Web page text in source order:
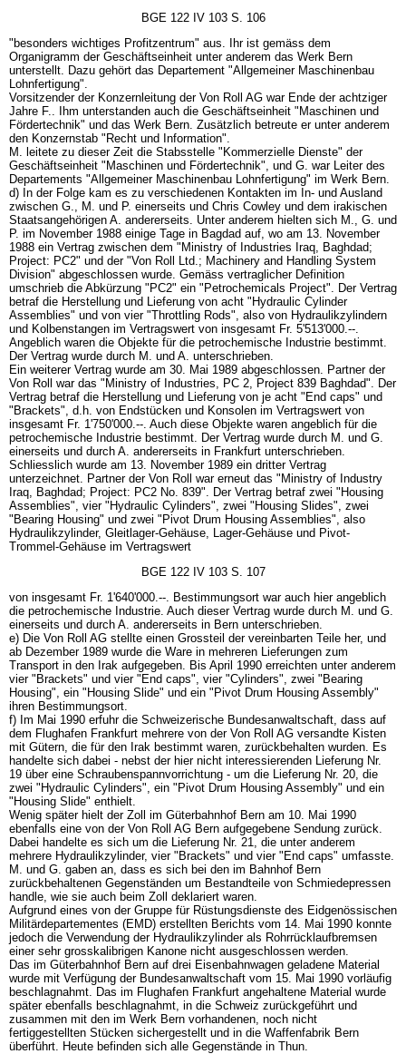
BGE 122 IV 103 S. 106
"besonders wichtiges Profitzentrum" aus. Ihr ist gemäss dem
Organigramm der Geschäftseinheit unter anderem das Werk Bern
unterstellt. Dazu gehört das Departement "Allgemeiner Maschinenbau
Lohnfertigung".
Vorsitzender der Konzernleitung der Von Roll AG war Ende der achtziger
Jahre F.. Ihm unterstanden auch die Geschäftseinheit "Maschinen und
Fördertechnik" und das Werk Bern. Zusätzlich betreute er unter anderem
den Konzernstab "Recht und Information".
M. leitete zu dieser Zeit die Stabsstelle "Kommerzielle Dienste" der
Geschäftseinheit "Maschinen und Fördertechnik", und G. war Leiter des
Departements "Allgemeiner Maschinenbau Lohnfertigung" im Werk Bern.
d) In der Folge kam es zu verschiedenen Kontakten im In- und Ausland
zwischen G., M. und P. einerseits und Chris Cowley und dem irakischen
Staatsangehörigen A. andererseits. Unter anderem hielten sich M., G. und
P. im November 1988 einige Tage in Bagdad auf, wo am 13. November
1988 ein Vertrag zwischen dem "Ministry of Industries Iraq, Baghdad;
Project: PC2" und der "Von Roll Ltd.; Machinery and Handling System
Division" abgeschlossen wurde. Gemäss vertraglicher Definition
umschrieb die Abkürzung "PC2" ein "Petrochemicals Project". Der Vertrag
betraf die Herstellung und Lieferung von acht "Hydraulic Cylinder
Assemblies" und von vier "Throttling Rods", also von Hydraulikzylindern
und Kolbenstangen im Vertragswert von insgesamt Fr. 5'513'000.--.
Angeblich waren die Objekte für die petrochemische Industrie bestimmt.
Der Vertrag wurde durch M. und A. unterschrieben.
Ein weiterer Vertrag wurde am 30. Mai 1989 abgeschlossen. Partner der
Von Roll war das "Ministry of Industries, PC 2, Project 839 Baghdad". Der
Vertrag betraf die Herstellung und Lieferung von je acht "End caps" und
"Brackets", d.h. von Endstücken und Konsolen im Vertragswert von
insgesamt Fr. 1'750'000.--. Auch diese Objekte waren angeblich für die
petrochemische Industrie bestimmt. Der Vertrag wurde durch M. und G.
einerseits und durch A. andererseits in Frankfurt unterschrieben.
Schliesslich wurde am 13. November 1989 ein dritter Vertrag
unterzeichnet. Partner der Von Roll war erneut das "Ministry of Industry
Iraq, Baghdad; Project: PC2 No. 839". Der Vertrag betraf zwei "Housing
Assemblies", vier "Hydraulic Cylinders", zwei "Housing Slides", zwei
"Bearing Housing" und zwei "Pivot Drum Housing Assemblies", also
Hydraulikzylinder, Gleitlager-Gehäuse, Lager-Gehäuse und Pivot-
Trommel-Gehäuse im Vertragswert
BGE 122 IV 103 S. 107
von insgesamt Fr. 1'640'000.--. Bestimmungsort war auch hier angeblich
die petrochemische Industrie. Auch dieser Vertrag wurde durch M. und G.
einerseits und durch A. andererseits in Bern unterschrieben.
e) Die Von Roll AG stellte einen Grossteil der vereinbarten Teile her, und
ab Dezember 1989 wurde die Ware in mehreren Lieferungen zum
Transport in den Irak aufgegeben. Bis April 1990 erreichten unter anderem
vier "Brackets" und vier "End caps", vier "Cylinders", zwei "Bearing
Housing", ein "Housing Slide" und ein "Pivot Drum Housing Assembly"
ihren Bestimmungsort.
f) Im Mai 1990 erfuhr die Schweizerische Bundesanwaltschaft, dass auf
dem Flughafen Frankfurt mehrere von der Von Roll AG versandte Kisten
mit Gütern, die für den Irak bestimmt waren, zurückbehalten wurden. Es
handelte sich dabei - nebst der hier nicht interessierenden Lieferung Nr.
19 über eine Schraubenspannvorrichtung - um die Lieferung Nr. 20, die
zwei "Hydraulic Cylinders", ein "Pivot Drum Housing Assembly" und ein
"Housing Slide" enthielt.
Wenig später hielt der Zoll im Güterbahnhof Bern am 10. Mai 1990
ebenfalls eine von der Von Roll AG Bern aufgegebene Sendung zurück.
Dabei handelte es sich um die Lieferung Nr. 21, die unter anderem
mehrere Hydraulikzylinder, vier "Brackets" und vier "End caps" umfasste.
M. und G. gaben an, dass es sich bei den im Bahnhof Bern
zurückbehaltenen Gegenständen um Bestandteile von Schmiedepressen
handle, wie sie auch beim Zoll deklariert waren.
Aufgrund eines von der Gruppe für Rüstungsdienste des Eidgenössischen
Militärdepartementes (EMD) erstellten Berichts vom 14. Mai 1990 konnte
jedoch die Verwendung der Hydraulikzylinder als Rohrrücklaufbremsen
einer sehr grosskalibrigen Kanone nicht ausgeschlossen werden.
Das im Güterbahnhof Bern auf drei Eisenbahnwagen geladene Material
wurde mit Verfügung der Bundesanwaltschaft vom 15. Mai 1990 vorläufig
beschlagnahmt. Das im Flughafen Frankfurt angehaltene Material wurde
später ebenfalls beschlagnahmt, in die Schweiz zurückgeführt und
zusammen mit den im Werk Bern vorhandenen, noch nicht
fertiggestellten Stücken sichergestellt und in die Waffenfabrik Bern
überführt. Heute befinden sich alle Gegenstände in Thun.